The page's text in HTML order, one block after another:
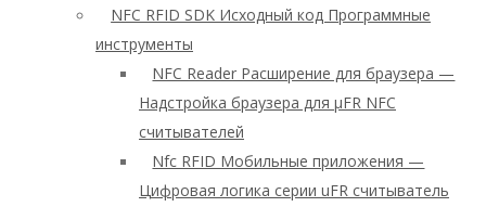
NFC RFID SDK Исходный код Программные
инструменты
NFC Reader Расширение для браузера —
Надстройка браузера для μFR NFC
считывателей
Nfc RFID Мобильные приложения —
Цифровая логика серии uFR считыватель